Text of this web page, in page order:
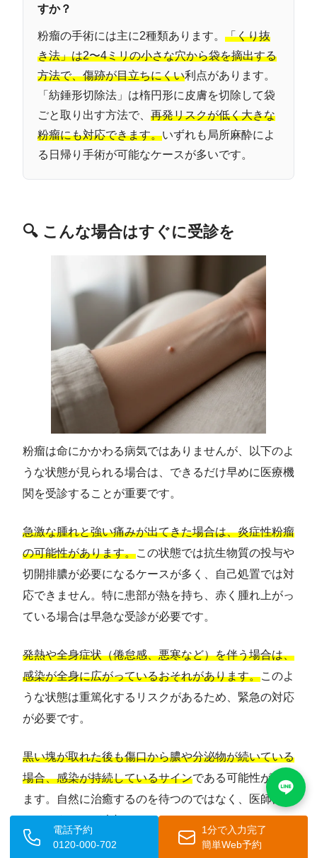
すか？
粉瘤の手術には主に2種類あります。 「くり抜
き法」は2〜4ミリの小さな穴から袋を摘出する
方法で、傷跡が目立ちにくい利点があります。
「紡錘形切除法」は楕円形に皮膚を切除して袋
ごと取り出す方法で、 再発リスクが低く大きな
粉瘤にも対応できます。いずれも局所麻酔によ
る日帰り手術が可能なケースが多いです。
🔍 こんな場合はすぐに受診を
粉瘤は命にかかわる病気ではありませんが、以下のよ
うな状態が見られる場合は、できるだけ早めに医療機
関を受診することが重要です。
急激な腫れと強い痛みが出てきた場合は、炎症性粉瘤
の可能性があります。この状態では抗生物質の投与や
切開排膿が必要になるケースが多く、自己処置では対
応できません。特に患部が熱を持ち、赤く腫れ上がっ
ている場合は早急な受診が必要です。
発熱や全身症状（倦怠感、悪寒など）を伴う場合は、
感染が全身に広がっているおそれがあります。このよ
うな状態は重篤化するリスクがあるため、緊急の対応
が必要です。
黒い塊が取れた後も傷口から膿や分泌物が続いている
場合、感染が持続しているサインである可能性があり
ます。自然に治癒するのを待つのではなく、医師に診
てもらうことが大切です。
電話予約
0120-000-702
1分で入力完了
簡単Web予約